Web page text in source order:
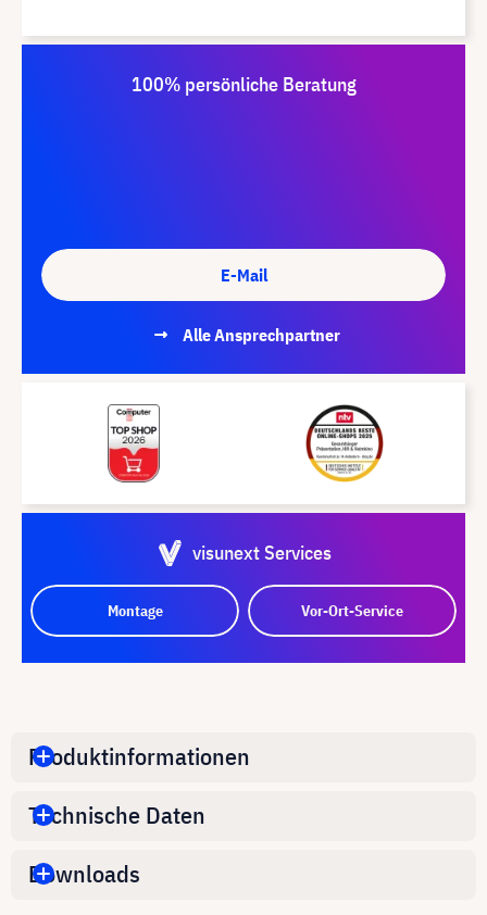
100% persönliche Beratung
E-Mail
Alle Ansprechpartner
visunext Services
Montage Vor-Ort-Service
Produktinformationen
Technische Daten
Downloads